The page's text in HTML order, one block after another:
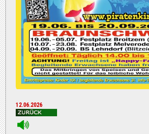
12.06.2026